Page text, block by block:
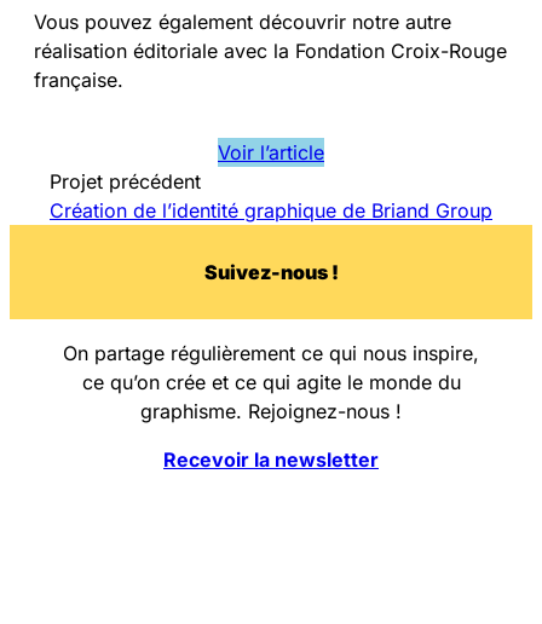
Vous pouvez également découvrir notre autre
réalisation éditoriale avec la Fondation Croix-Rouge
française.
Voir l’article
Projet précédent
Création de l’identité graphique de Briand Group
Suivez-nous !
On partage régulièrement ce qui nous inspire,
ce qu’on crée et ce qui agite le monde du
graphisme. Rejoignez-nous !
Recevoir la newsletter